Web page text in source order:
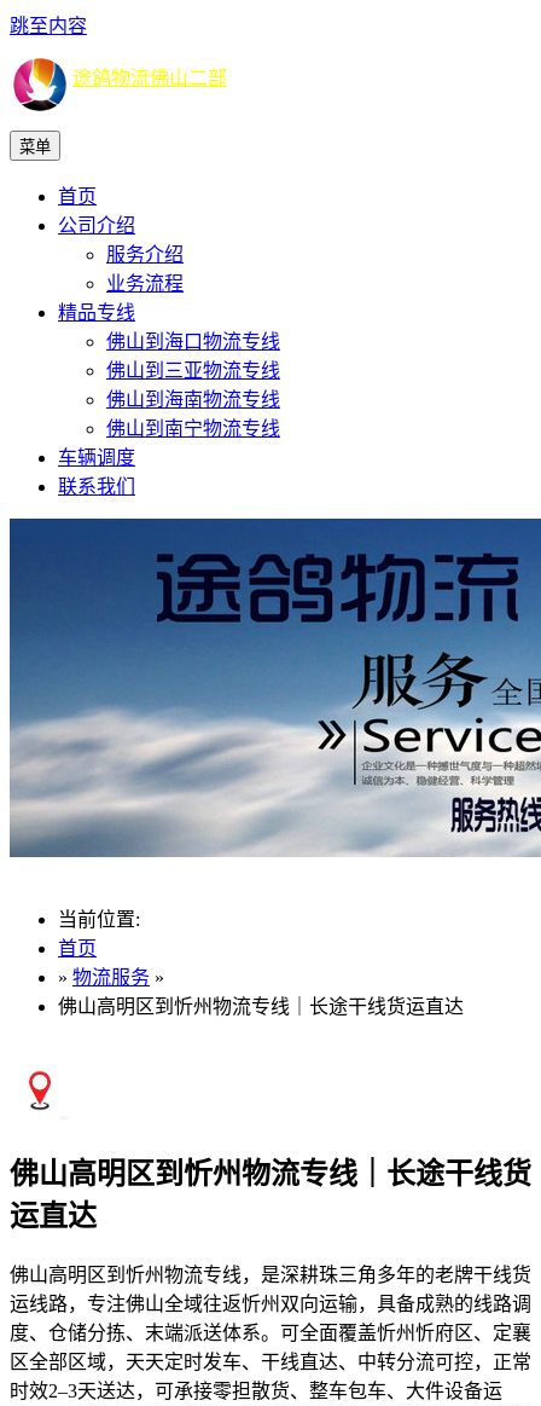
跳至内容
途鸽物流佛山二部
菜单
首页
公司介绍
服务介绍
业务流程
精品专线
佛山到海口物流专线
佛山到三亚物流专线
佛山到海南物流专线
佛山到南宁物流专线
车辆调度
联系我们
当前位置:
首页
» 物流服务 »
佛山高明区到忻州物流专线｜长途干线货运直达
佛山高明区到忻州物流专线｜长途干线货
运直达
佛山高明区到忻州物流专线，是深耕珠三角多年的老牌干线货
运线路，专注佛山全域往返忻州双向运输，具备成熟的线路调
度、仓储分拣、末端派送体系。可全面覆盖忻州忻府区、定襄
区全部区域，天天定时发车、干线直达、中转分流可控，正常
时效2–3天送达，可承接零担散货、整车包车、大件设备运